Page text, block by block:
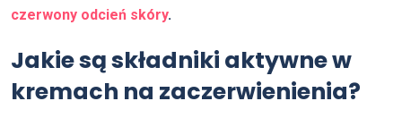
czerwony odcień skóry.
Jakie są składniki aktywne w
kremach na zaczerwienienia?